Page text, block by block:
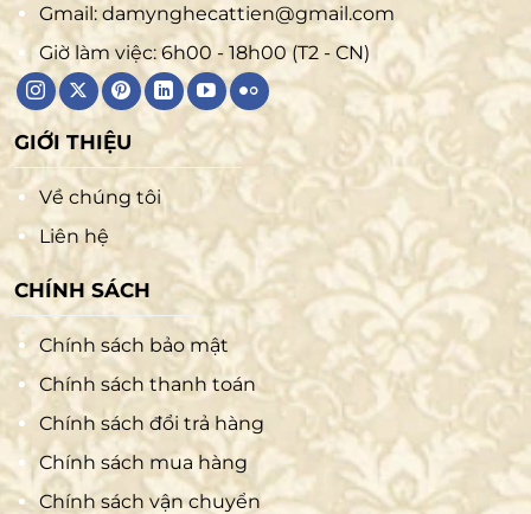
Gmail: damynghecattien@gmail.com
Giờ làm việc: 6h00 - 18h00 (T2 - CN)
GIỚI THIỆU
Về chúng tôi
Liên hệ
CHÍNH SÁCH
Chính sách bảo mật
Chính sách thanh toán
Chính sách đổi trả hàng
Chính sách mua hàng
Chính sách vận chuyển